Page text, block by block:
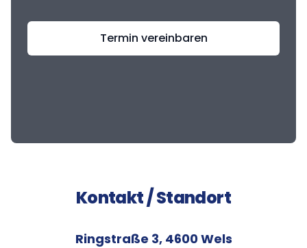
Termin vereinbaren
Kontakt / Standort
Ringstraße 3, 4600 Wels